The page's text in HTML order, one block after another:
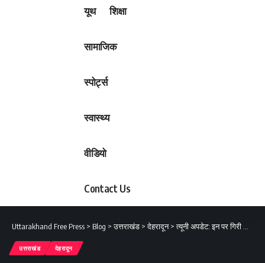
यूथ शिक्षा
सामाजिक
स्पोर्ट्स
स्वास्थ्य
वीडियो
Contact Us
Uttarakhand Free Press > Blog >उत्तराखंड >देहरादून>त्यूनी अपडेट: इन पर गिरी लापरवाही बरतने पर गाज! CM धामी ने की बड़ी घोषणा
उत्तराखंड देहरादून